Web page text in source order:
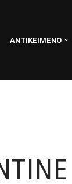
ΑΝΤΙΚΕΙΜΕΝΟ